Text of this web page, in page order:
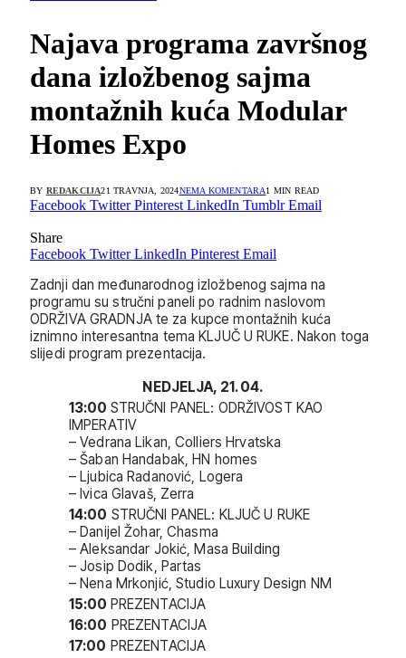
Najava programa završnog
dana izložbenog sajma
montažnih kuća Modular
Homes Expo
BY REDAKCIJA21 TRAVNJA, 2024NEMA KOMENTARA1 MIN READ
Facebook Twitter Pinterest LinkedIn Tumblr Email
Share
Facebook Twitter LinkedIn Pinterest Email
Zadnji dan međunarodnog izložbenog sajma na
programu su stručni paneli po radnim naslovom
ODRŽIVA GRADNJA te za kupce montažnih kuća
iznimno interesantna tema KLJUČ U RUKE. Nakon toga
slijedi program prezentacija.
NEDJELJA, 21. 04.
13:00 STRUČNI PANEL: ODRŽIVOST KAO
IMPERATIV
– Vedrana Likan, Colliers Hrvatska
– Šaban Handabak, HN homes
– Ljubica Radanović, Logera
– Ivica Glavaš, Zerra
14:00 STRUČNI PANEL: KLJUČ U RUKE
– Danijel Žohar, Chasma
– Aleksandar Jokić, Masa Building
– Josip Dodik, Partas
– Nena Mrkonjić, Studio Luxury Design NM
15:00 PREZENTACIJA
16:00 PREZENTACIJA
17:00 PREZENTACIJA